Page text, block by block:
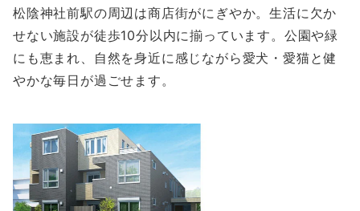
松陰神社前駅の周辺は商店街がにぎやか。生活に欠か
せない施設が徒歩10分以内に揃っています。公園や緑
にも恵まれ、自然を身近に感じながら愛犬・愛猫と健
やかな毎日が過ごせます。